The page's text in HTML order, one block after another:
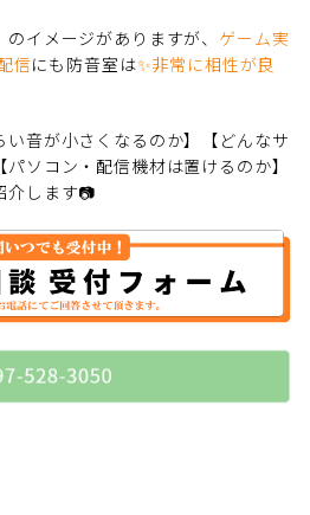
イメージがありますが、 ゲーム実
信にも防音室は✨非常に相性が良
い音が小さくなるのか】【どんなサ
ソコン・配信機材は置けるのか】
介します📷